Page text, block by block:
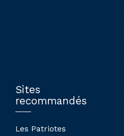
Sites
recommandés
Les Patriotes